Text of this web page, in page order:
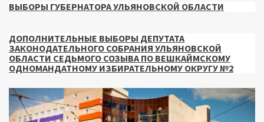
ВЫБОРЫ ГУБЕРНАТОРА УЛЬЯНОВСКОЙ ОБЛАСТИ
ДОПОЛНИТЕЛЬНЫЕ ВЫБОРЫ ДЕПУТАТА
ЗАКОНОДАТЕЛЬНОГО СОБРАНИЯ УЛЬЯНОВСКОЙ
ОБЛАСТИ СЕДЬМОГО СОЗЫВА ПО ВЕШКАЙМСКОМУ
ОДНОМАНДАТНОМУ ИЗБИРАТЕЛЬНОМУ ОКРУГУ №2